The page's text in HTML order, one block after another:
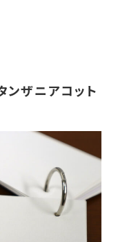
ンザニアコット